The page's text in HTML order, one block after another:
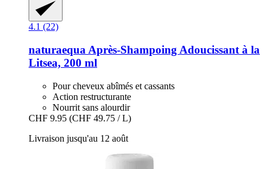
4.1 (22)
naturaequa Après-​Shampoing Adoucissant à la
Litsea, 200 ml
Pour cheveux abîmés et cassants
Action restructurante
Nourrit sans alourdir
CHF 9.95 (CHF 49.75 / L)
Livraison jusqu'au 12 août